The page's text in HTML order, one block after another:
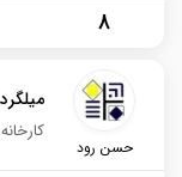
8
حسن رود
میلگرد 8 آجدار